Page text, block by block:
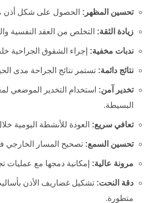
تحسين المظهر: الحصول على شكل أذن
زيادة الثقة: التخلص من العقد النفسية
ندبات مخفية: إجراء الشقوق الجراحية
نتائج دائمة: تستمر نتائج الجراحة مدى
تخدير آمن: استخدام التخدير الموضعي
البسيطة.
تعافي سريع: العودة للأنشطة اليومية
تحسين السمع: تصحيح المسار الخارجي
مرونة عالية: إمكانية دمجها مع عمليات
دقة النحت: تشكيل غضاريف الأذن
متطورة.